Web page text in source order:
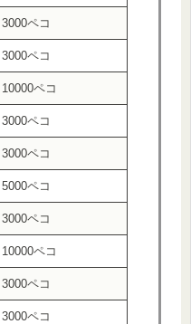
3000ペコ
3000ペコ
10000ペコ
3000ペコ
3000ペコ
5000ペコ
3000ペコ
10000ペコ
3000ペコ
3000ペコ